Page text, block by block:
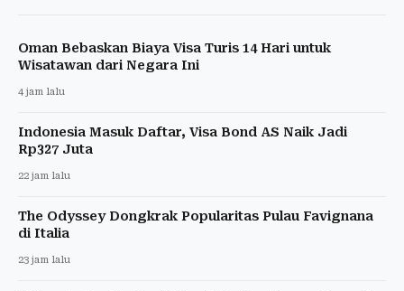
Oman Bebaskan Biaya Visa Turis 14 Hari untuk
Wisatawan dari Negara Ini
4 jam lalu
Indonesia Masuk Daftar, Visa Bond AS Naik Jadi
Rp327 Juta
22 jam lalu
The Odyssey Dongkrak Popularitas Pulau Favignana
di Italia
23 jam lalu